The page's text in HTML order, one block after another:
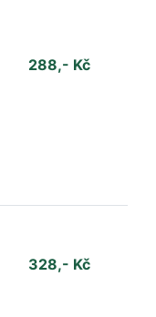
288,- Kč
328,- Kč